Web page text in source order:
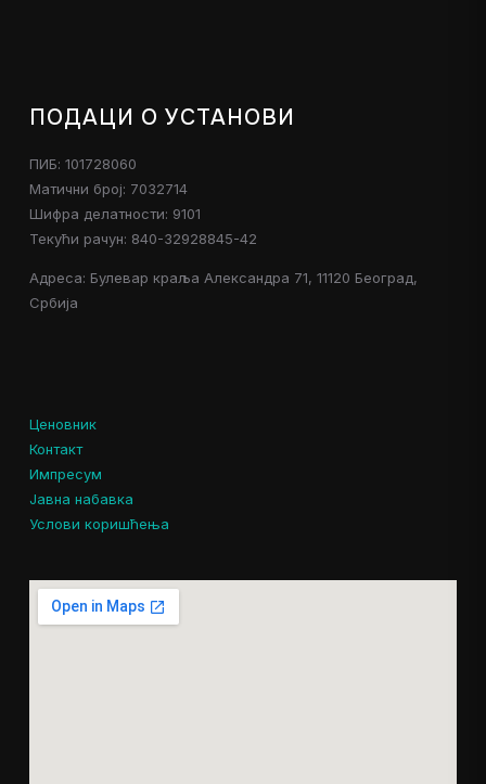
ПОДАЦИ О УСТАНОВИ
ПИБ: 101728060
Матични број: 7032714
Шифра делатности: 9101
Текући рачун: 840-32928845-42
Адреса: Булевар краља Александра 71, 11120 Београд,
Србија
Ценовник
Контакт
Импресум
Јавна набавка
Услови коришћења